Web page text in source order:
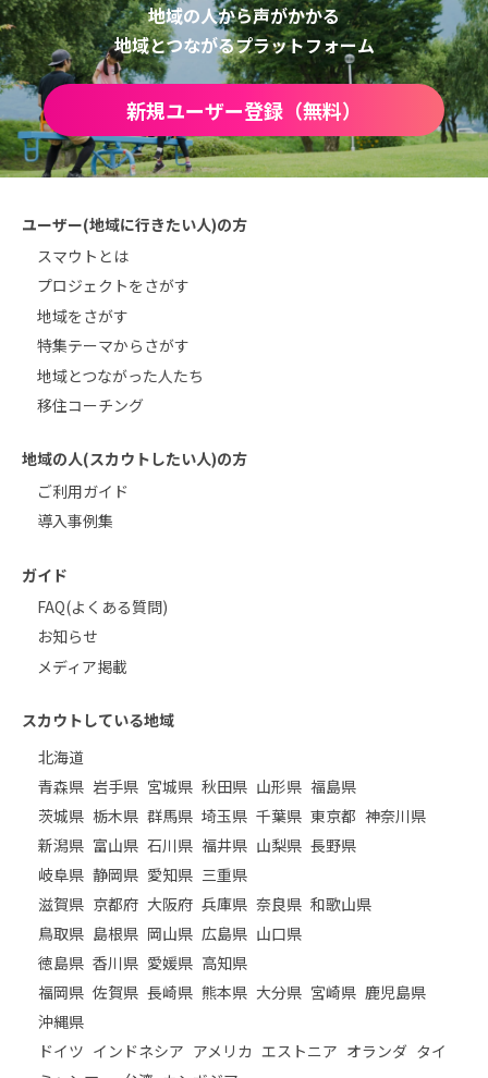
地域の人から声がかかる
地域とつながるプラットフォーム
新規ユーザー登録（無料）
ユーザー(地域に行きたい人)の方
スマウトとは
プロジェクトをさがす
地域をさがす
特集テーマからさがす
地域とつながった人たち
移住コーチング
地域の人(スカウトしたい人)の方
ご利用ガイド
導入事例集
ガイド
FAQ(よくある質問)
お知らせ
メディア掲載
スカウトしている地域
北海道
青森県 岩手県 宮城県 秋田県 山形県 福島県
茨城県 栃木県 群馬県 埼玉県 千葉県 東京都 神奈川県
新潟県 富山県 石川県 福井県 山梨県 長野県
岐阜県 静岡県 愛知県 三重県
滋賀県 京都府 大阪府 兵庫県 奈良県 和歌山県
鳥取県 島根県 岡山県 広島県 山口県
徳島県 香川県 愛媛県 高知県
福岡県 佐賀県 長崎県 熊本県 大分県 宮崎県 鹿児島県
沖縄県
ドイツ インドネシア アメリカ エストニア オランダ タイ